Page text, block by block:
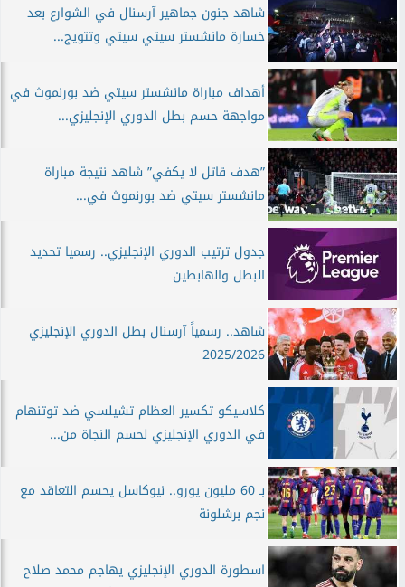
شاهد جنون جماهير آرسنال في الشوارع بعد
خسارة مانشستر سيتي سيتي وتتويج...
أهداف مباراة مانشستر سيتي ضد بورنموث في
مواجهة حسم بطل الدوري الإنجليزي...
”هدف قاتل لا يكفي” شاهد نتيجة مباراة
مانشستر سيتي ضد بورنموث في...
جدول ترتيب الدوري الإنجليزي.. رسميا تحديد
البطل والهابطين
شاهد.. رسمياً آرسنال بطل الدوري الإنجليزي
2025/2026
كلاسيكو تكسير العظام تشيلسي ضد توتنهام
في الدوري الإنجليزي لحسم النجاة من...
بـ 60 مليون يورو.. نيوكاسل يحسم التعاقد مع
نجم برشلونة
اسطورة الدوري الإنجليزي يهاجم محمد صلاح